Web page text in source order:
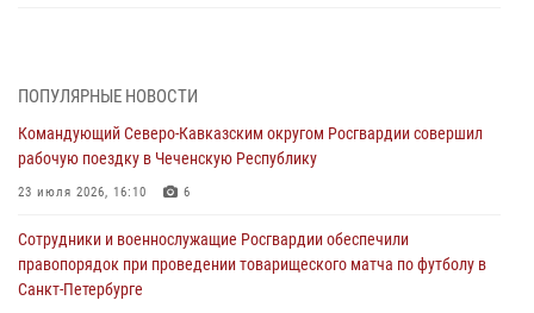
06 августа 2026, 12:35 1
Росгвардейцы провели выставку вооружения для участников сбора
«Гвардеец» в Пензе (видео)
06 августа 2026, 12:00
В Курске росгвардейцы приняли участие в митинге, посвященном
второй годовщине вторжения ВСУ на территорию области
06 августа 2026, 11:56
ПОПУЛЯРНЫЕ НОВОСТИ
Командующий Северо-Кавказским округом Росгвардии совершил
рабочую поездку в Чеченскую Республику
23 июля 2026, 16:10 6
Сотрудники и военнослужащие Росгвардии обеспечили
правопорядок при проведении товарищеского матча по футболу в
Санкт-Петербурге